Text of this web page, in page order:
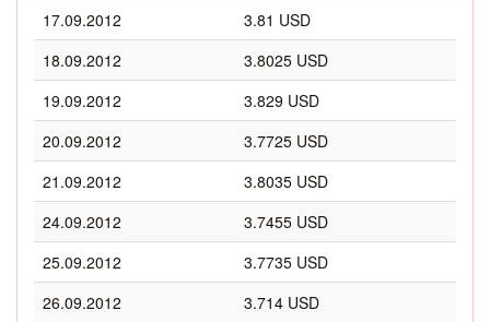
17.09.2012
3.81 USD
18.09.2012
3.8025 USD
19.09.2012
3.829 USD
20.09.2012
3.7725 USD
21.09.2012
3.8035 USD
24.09.2012
3.7455 USD
25.09.2012
3.7735 USD
26.09.2012
3.714 USD